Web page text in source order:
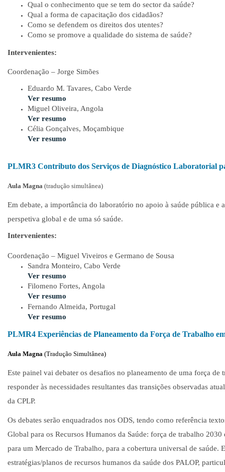
Qual o conhecimento que se tem do sector da saúde?
Qual a forma de capacitação dos cidadãos?
Como se defendem os direitos dos utentes?
Como se promove a qualidade do sistema de saúde?
Intervenientes:
Coordenação – Jorge Simões
Eduardo M. Tavares, Cabo Verde
Ver resumo
Miguel Oliveira, Angola
Ver resumo
Célia Gonçalves, Moçambique
Ver resumo
PLMR3 Contributo dos Serviços de Diagnóstico Laboratorial
Aula Magna (tradução simultânea)
Em debate, a importância do laboratório no apoio à saúde pública e
perspetiva global e de uma só saúde.
Intervenientes:
Coordenação – Miguel Viveiros e Germano de Sousa
Sandra Monteiro, Cabo Verde
Ver resumo
Filomeno Fortes, Angola
Ver resumo
Fernando Almeida, Portugal
Ver resumo
PLMR4 Experiências de Planeamento da Força de Trabalho
Aula Magna (Tradução Simultânea)
Este painel vai debater os desafios no planeamento de uma força de
responder às necessidades resultantes das transições observadas
da CPLP.
Os debates serão enquadrados nos ODS, tendo como referência
Global para os Recursos Humanos da Saúde: força de trabalho
para um Mercado de Trabalho, para a cobertura universal de saúde.
estratégias/planos de recursos humanos da saúde dos PALOP,